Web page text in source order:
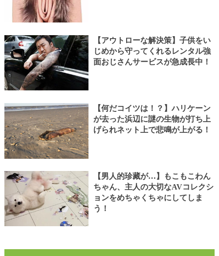
【アウトローな解決策】子供をい
じめから守ってくれるレンタル強
面おじさんサービスが急成長中！
【何だコイツは！？】ハリケーン
が去った浜辺に謎の生物が打ち上
げられネット上で悲鳴が上がる！
【男人的珍藏が…】もこもこわん
ちゃん、主人の大切なAVコレクシ
ョンをめちゃくちゃにしてしま
う！